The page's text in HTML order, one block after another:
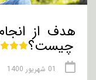
چیست؟
01 شهریور 1400